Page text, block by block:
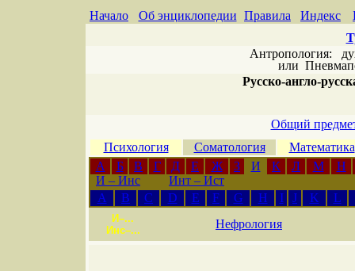
Начало Об энциклопедии Правила Индекс
Антропология:
или
Русско-англо-
Общий
Психология
Соматология
Математика
А
Б В Г Д Е Ж З И К Л М
Н
И – Инс
Инт – Ист
A
B C D E F G H I J K L
И–...
Инс–...
Нефрология